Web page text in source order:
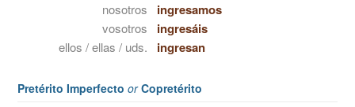
nosotros ingresamos
vosotros ingresáis
ellos / ellas / uds. ingresan
Pretérito Imperfecto orCopretérito